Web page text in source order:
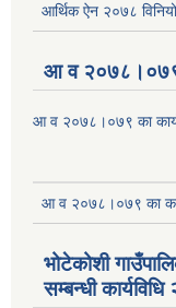
आर्थिक ऐन २०७८
आ व २०७८।०७९
आ व २०७८।०७९ का
आ व २०७८।०७९ का
भोटेकोशी
सम्बन्धी